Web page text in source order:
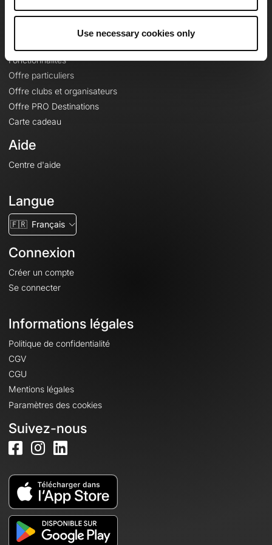
Use necessary cookies only
Fonctionnalités
Offre particuliers
Offre clubs et organisateurs
Offre PRO Destinations
Carte cadeau
Aide
Centre d'aide
Langue
🇫🇷 Français
Connexion
Créer un compte
Se connecter
Informations légales
Politique de confidentialité
CGV
CGU
Mentions légales
Paramètres des cookies
Suivez-nous